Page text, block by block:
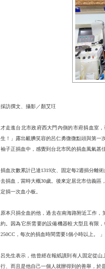
採訪撰文、攝影／顏艾玨
才走進台北市政府西大門內側的市府捐血室
生！」露出靦腆笑容的呂仁勇微微點頭與第一
袖子正捐血中，感覺到台北市民的捐血風氣甚佳
捐血次數累計已達1319次、固定每2週捐分離
去捐血，當時大概30歲。後來定居北市信義區
定捐一次血小板。
原本只捐全血的他，過去在南海路附近工作
約。因為它所需要的設備機器較大型且有限
250CC，每次的捐血時間需要1個小時以上。
呂先生表示，他曾經在報紙讀到有人固定從
行、而且是他自己一個人就辦得到的善舉，於